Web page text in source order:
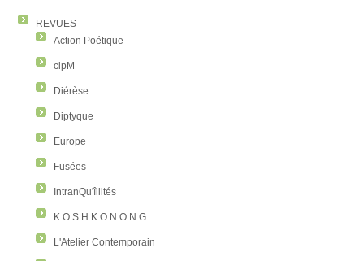
REVUES
Action Poétique
cipM
Diérèse
Diptyque
Europe
Fusées
IntranQu'îllités
K.O.S.H.K.O.N.O.N.G.
L'Atelier Contemporain